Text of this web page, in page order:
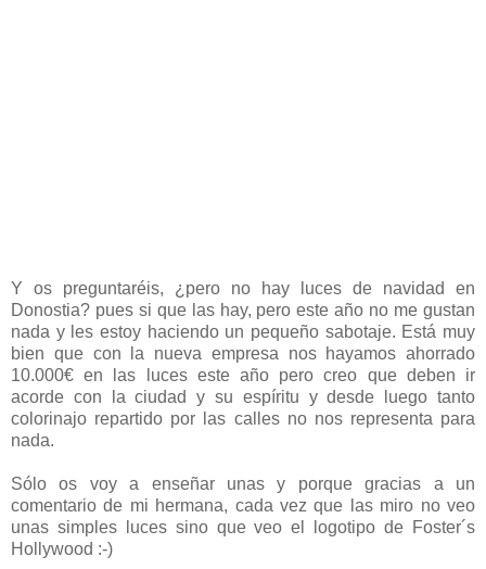
Y os preguntaréis, ¿pero no hay luces de navidad en
Donostia? pues si que las hay, pero este año no me gustan
nada y les estoy haciendo un pequeño sabotaje. Está muy
bien que con la nueva empresa nos hayamos ahorrado
10.000€ en las luces este año pero creo que deben ir
acorde con la ciudad y su espíritu y desde luego tanto
colorinajo repartido por las calles no nos representa para
nada.
Sólo os voy a enseñar unas y porque gracias a un
comentario de mi hermana, cada vez que las miro no veo
unas simples luces sino que veo el logotipo de Foster´s
Hollywood :-)